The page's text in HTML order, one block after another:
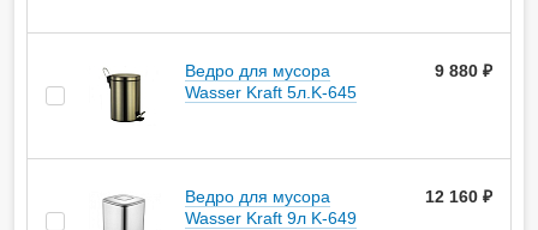
Ведро для мусора
Wasser Kraft 5л.K-645
9 880
Ведро для мусора
Wasser Kraft 9л K-649
12 160